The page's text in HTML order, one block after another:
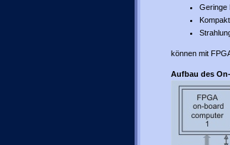
Geringe
können mit
Aufbau des